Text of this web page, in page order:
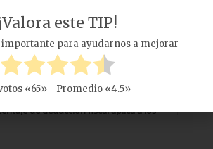
este TIP!
para ayudarnos a mejorar
«65» - Promedio «4.5»